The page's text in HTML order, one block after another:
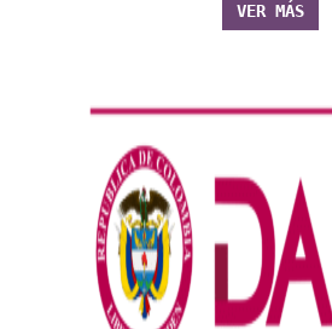
VER MÁS